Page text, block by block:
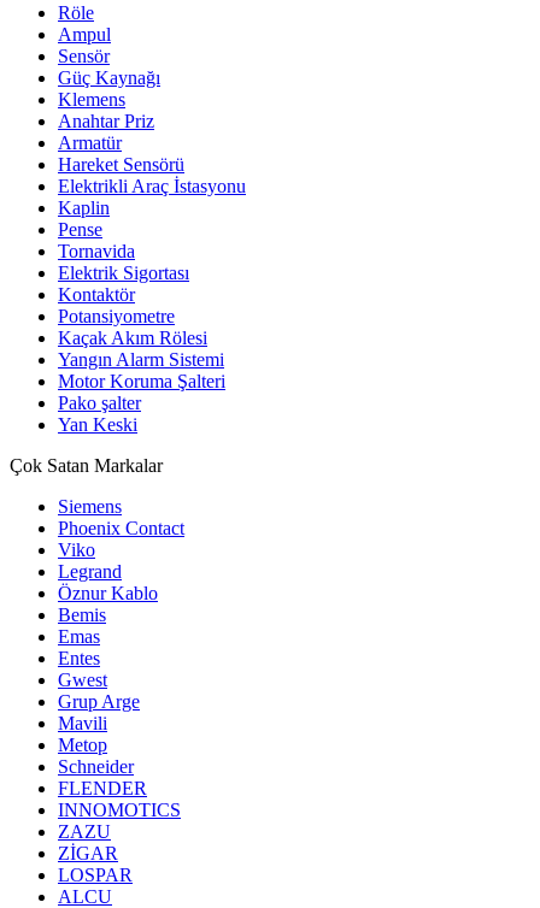
Röle
Ampul
Sensör
Güç Kaynağı
Klemens
Anahtar Priz
Armatür
Hareket Sensörü
Elektrikli Araç İstasyonu
Kaplin
Pense
Tornavida
Elektrik Sigortası
Kontaktör
Potansiyometre
Kaçak Akım Rölesi
Yangın Alarm Sistemi
Motor Koruma Şalteri
Pako şalter
Yan Keski
Çok Satan Markalar
Siemens
Phoenix Contact
Viko
Legrand
Öznur Kablo
Bemis
Emas
Entes
Gwest
Grup Arge
Mavili
Metop
Schneider
FLENDER
INNOMOTICS
ZAZU
ZİGAR
LOSPAR
ALCU